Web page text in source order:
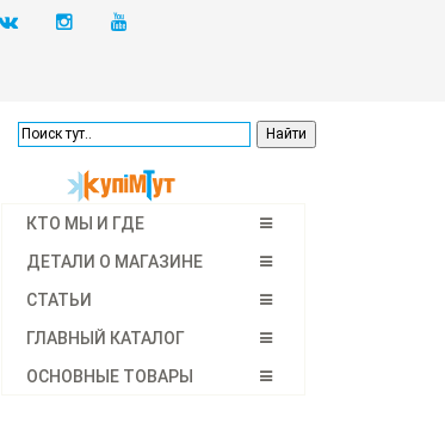
КТО МЫ И ГДЕ
ДЕТАЛИ О МАГАЗИНЕ
СТАТЬИ
ГЛАВНЫЙ КАТАЛОГ
ОСНОВНЫЕ ТОВАРЫ